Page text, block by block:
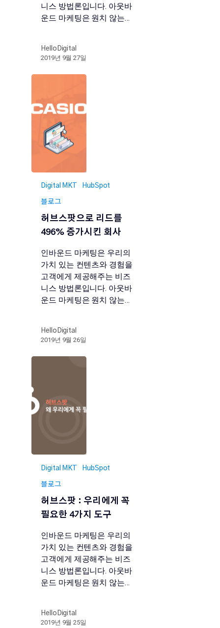
니스 방법론입니다. 아웃바
운드 마케팅은 원치 않는…
HelloDigital
2019년 9월 27일
Digital MKT HubSpot
블로그
허브스팟으로 리드를
496% 증가시킨 회사
인바운드 마케팅은 우리의
가치 있는 컨텐츠와 경험을
고객에게 제공해주는 비즈
니스 방법론입니다. 아웃바
운드 마케팅은 원치 않는…
HelloDigital
2019년 9월 26일
Digital MKT HubSpot
블로그
허브스팟 : 우리에게 꼭
필요한 4가지 도구
인바운드 마케팅은 우리의
가치 있는 컨텐츠와 경험을
고객에게 제공해주는 비즈
니스 방법론입니다. 아웃바
운드 마케팅은 원치 않는…
HelloDigital
2019년 9월 25일